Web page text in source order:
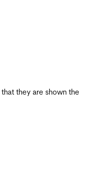
they are shown the